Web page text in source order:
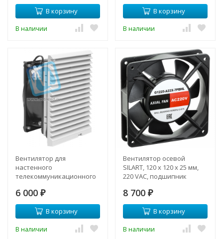
В корзину
В наличии
В корзину
В наличии
Вентилятор для
настенного
телекоммуникационного
фильтром
6 000 ₽
В корзину
В наличии
Вентилятор осевой
SILART, 120 х 120 х 25 мм,
220 VAC, подшипник
8 700 ₽
В корзину
В наличии